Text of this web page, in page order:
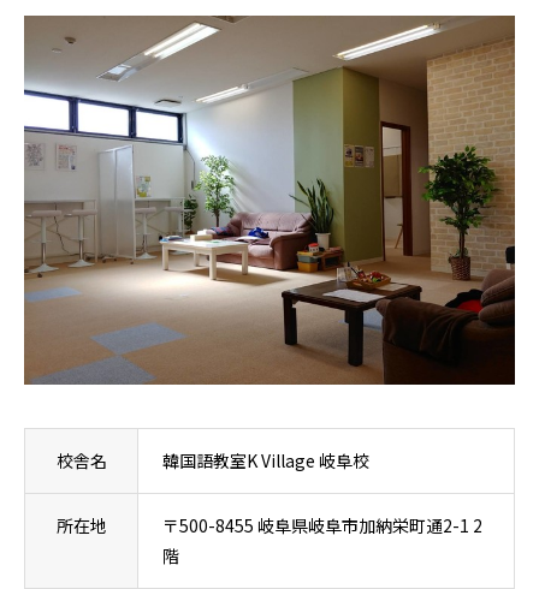
校舎名 韓国語教室K Village 岐阜校
所在地
〒500-8455 岐阜県岐阜市加納栄町通2-1 2
階